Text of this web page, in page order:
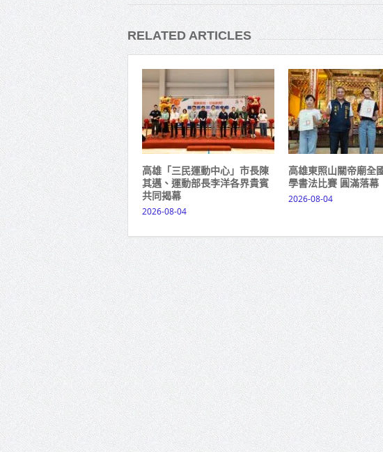
RELATED ARTICLES
高雄「三民運動中心」市長陳
其邁、運動部長李洋各界貴賓
共同揭幕
2026-08-04
高雄東照山關帝廟全
學書法比賽 圓滿落幕
2026-08-04